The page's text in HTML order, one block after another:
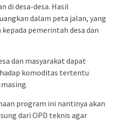
di desa-desa. Hasil
dalam peta jalan, yang
pemerintah desa dan
dan masyarakat dapat
komoditas tertentu
program ini nantinya akan
dari OPD teknis agar